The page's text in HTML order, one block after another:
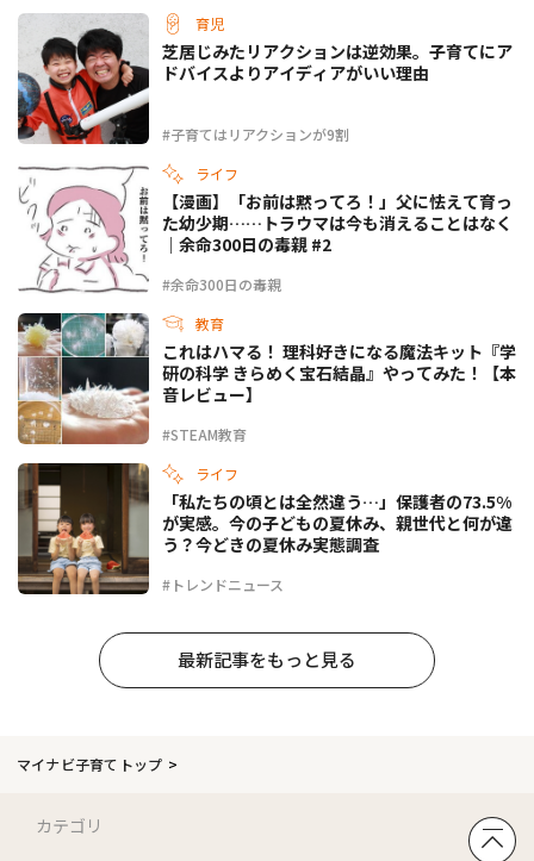
育児
#子育てはリアクションが9割
芝居じみたリアクションは逆効果。子育てにア
ドバイスよりアイディアがいい理由
ライフ
#余命300日の毒親
【漫画】「お前は黙ってろ！」父に怯えて育っ
た幼少期……トラウマは今も消えることはなく
｜余命300日の毒親 #2
教育
#STEAM教育
これはハマる！ 理科好きになる魔法キット『学
研の科学 きらめく宝石結晶』やってみた！【本
音レビュー】
ライフ
#トレンドニュース
「私たちの頃とは全然違う…」保護者の73.5%
が実感。今の子どもの夏休み、親世代と何が違
う？今どきの夏休み実態調査
最新記事をもっと見る
マイナビ子育てトップ
カテゴリ